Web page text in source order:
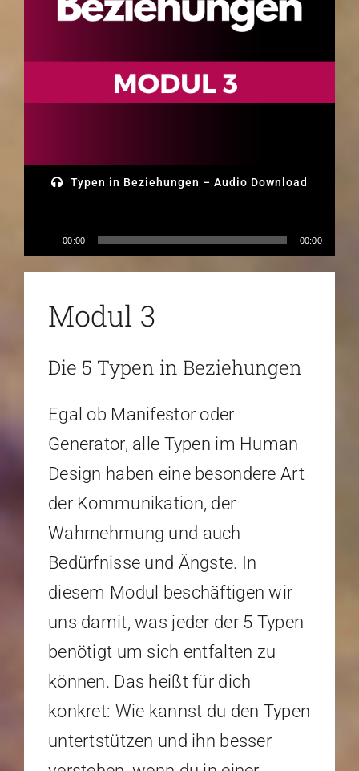
Typen in Beziehungen – Audio Download
Audio-
Player
00:00 00:00
Modul 3
Die 5 Typen in Beziehungen
Egal ob Manifestor oder
Generator, alle Typen im Human
Design haben eine besondere Art
der Kommunikation, der
Wahrnehmung und auch
Bedürfnisse und Ängste. In
diesem Modul beschäftigen wir
uns damit, was jeder der 5 Typen
benötigt um sich entfalten zu
können. Das heißt für dich
konkret: Wie kannst du den Typen
untertstützen und ihn besser